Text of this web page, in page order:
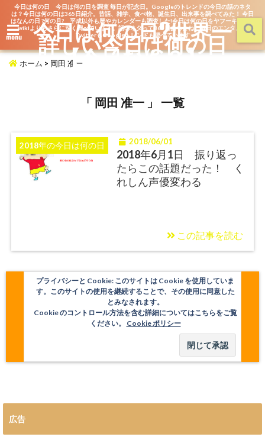
今日は何の日 今日は何の日を調査 毎日が記念日。Googleのトレンドの今日の話のネタ
は？今日は何の日は365日紹介。昔話、雑学、食べ物、誕生日、出来事を調べてみた！ 今日
はなんの日 ?何の月? 平成以外も暦やカレンダーも調査した!今日は何の日をヤフーキッズや
wikiよりもさらに深く調べています。話のネタって365日あるよね。毎日のエンタメを
TwitterもGoogleトレンドも調べています
menu 今日は何の日?世界一
詳しい今日は何の日
【今日なん？】
ホーム > 岡田 准一
「 岡田 准一 」 一覧
2018年の今日は何の日 2018/06/01
2018年6月1日 振り返っ
たらこの話題だった！ く
れしん声優変わる
この記事を読む
プライバシーと Cookie: このサイトは Cookie を使用していま
す。このサイトの使用を継続することで、その使用に同意した
とみなされます。
Cookie のコントロール方法を含む詳細についてはこちらをご覧
ください。 Cookie ポリシー
広告